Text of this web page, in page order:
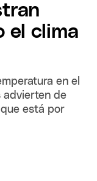
el clima
en el
advierten de
está por